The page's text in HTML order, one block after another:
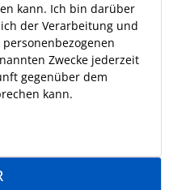
kann. Ich bin darüber
der Verarbeitung und
Zwecke jederzeit
gegenüber dem
kann.